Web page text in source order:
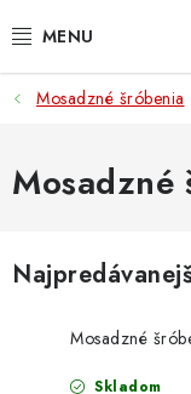
na
VYKUROVANIE
ROZVOD VODY A
PRACOVNÉ
Mosadzné šróbenia
Mosadzné
Mosadzné
Skladom